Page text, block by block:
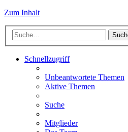
Zum Inhalt
Schnellzugriff
Unbeantwortete Themen
Aktive Themen
Suche
Mitglieder